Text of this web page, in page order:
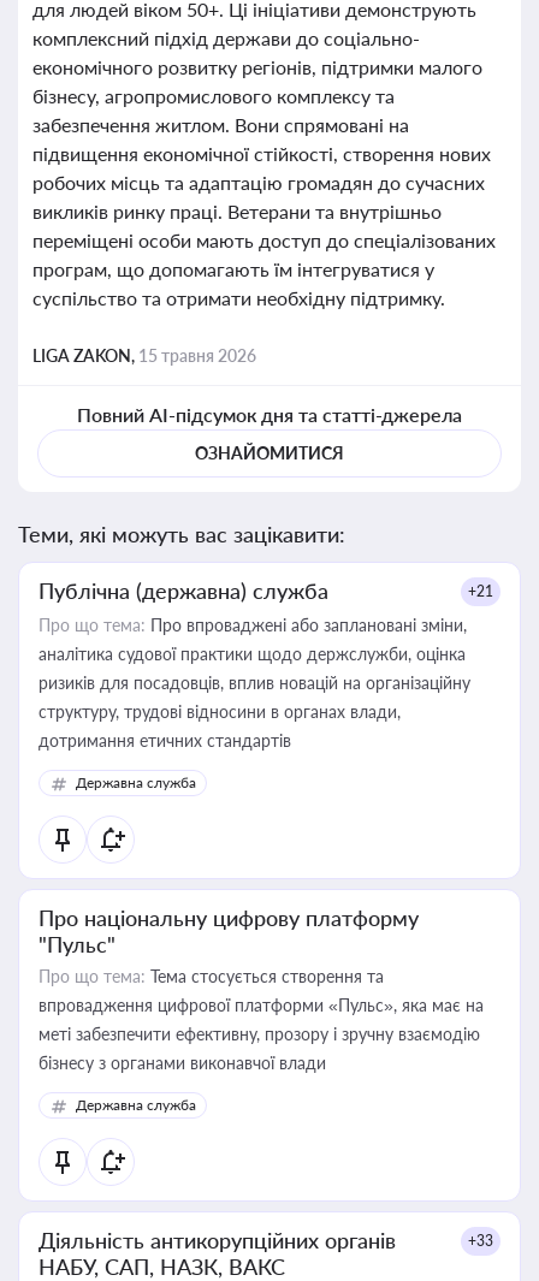
для людей віком 50+. Ці ініціативи демонструють
комплексний підхід держави до соціально-
економічного розвитку регіонів, підтримки малого
бізнесу, агропромислового комплексу та
забезпечення житлом. Вони спрямовані на
підвищення економічної стійкості, створення нових
робочих місць та адаптацію громадян до сучасних
викликів ринку праці. Ветерани та внутрішньо
переміщені особи мають доступ до спеціалізованих
програм, що допомагають їм інтегруватися у
суспільство та отримати необхідну підтримку.
LIGA ZAKON, 15 травня 2026
Повний AI-підсумок дня та статті-джерела
ОЗНАЙОМИТИСЯ
Теми, які можуть вас зацікавити:
Публічна (державна) служба +21
Про що тема: Про впроваджені або заплановані зміни,
аналітика судової практики щодо держслужби, оцінка
ризиків для посадовців, вплив новацій на організаційну
структуру, трудові відносини в органах влади,
дотримання етичних стандартів
Державна служба
Про національну цифрову платформу
"Пульс"
Про що тема: Тема стосується створення та
впровадження цифрової платформи «Пульс», яка має на
меті забезпечити ефективну, прозору і зручну взаємодію
бізнесу з органами виконавчої влади
Державна служба
Діяльність антикорупційних органів
НАБУ, САП, НАЗК, ВАКС
+33